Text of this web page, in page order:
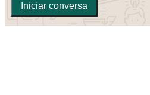
Iniciar conversa